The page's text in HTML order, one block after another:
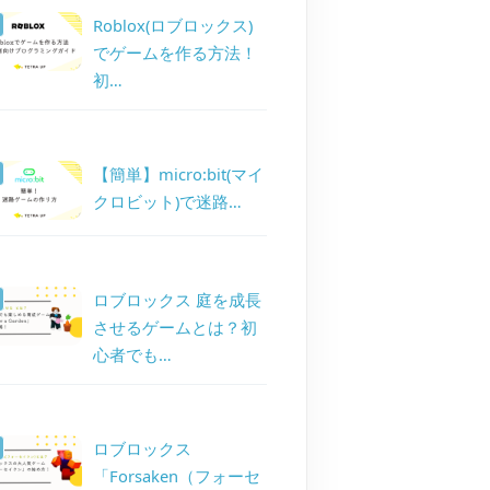
Roblox(ロブロックス)
でゲームを作る方法！
初…
【簡単】micro:bit(マイ
クロビット)で迷路…
ロブロックス 庭を成長
させるゲームとは？初
心者でも…
ロブロックス
「Forsaken（フォーセ